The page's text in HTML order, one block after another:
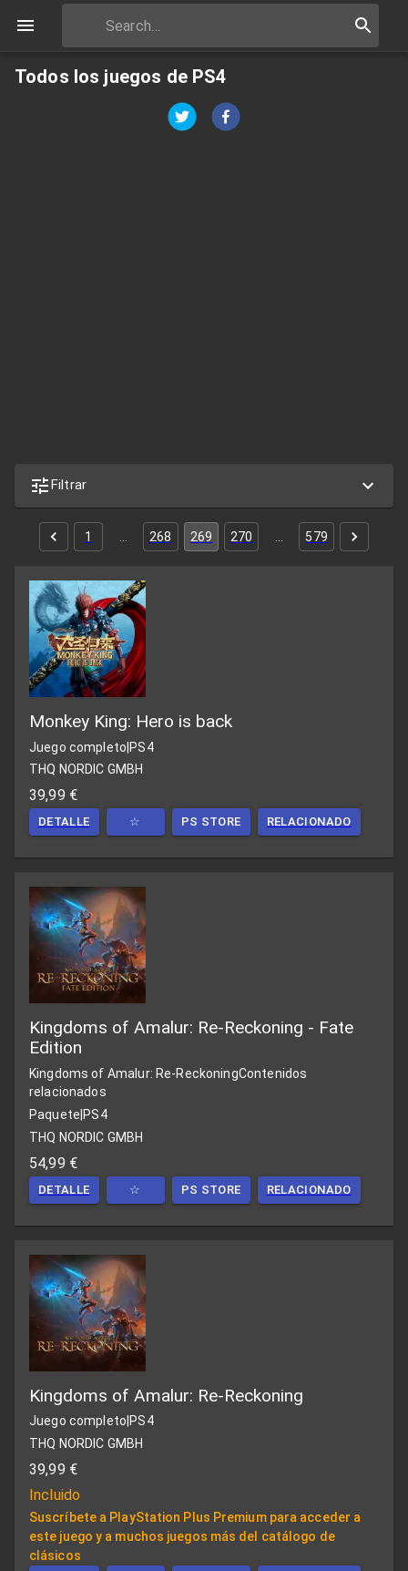
Todos los juegos de PS4
Filtrar
1 268 269 270 579
Monkey King: Hero is back
Juego completo|PS4
THQ NORDIC GMBH
39,99 €
DETALLE ☆ PS STORE RELACIONADO
Kingdoms of Amalur: Re-Reckoning - Fate
Edition
Kingdoms of Amalur: Re-ReckoningContenidos
relacionados
Paquete PS4
THQ NORDIC GMBH
54,99 €
DETALLE ☆ PS STORE RELACIONADO
Kingdoms of Amalur: Re-Reckoning
Juego completo PS4
THQ NORDIC GMBH
39,99 €
Incluido
Suscríbete a PlayStation Plus Premium para acceder a
este juego y a muchos juegos más del catálogo de
clásicos